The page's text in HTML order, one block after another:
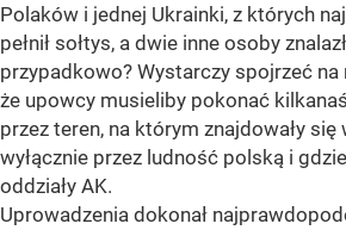
Polaków i jednej Ukrainki, z których
pełnił sołtys, a dwie inne osoby
przypadkowo? Wystarczy spojrzeć
że upowcy musieliby pokonać
przez teren, na którym znajdowały
wyłącznie przez ludność polską i
oddziały AK.
Uprowadzenia dokonał